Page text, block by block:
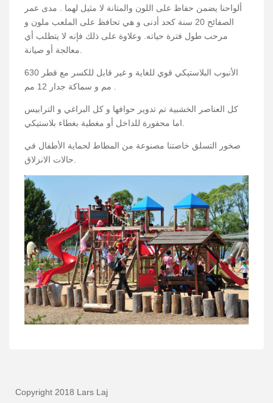
ألواحنا يضمن حفاظ على اللون والمتانة لا مثيل لهما . مدى عمر
الصفائح 20 سنة كحد أدنى و هي تحافظ على الملعب ملون و
مرحب طول فترة حياته. وعلاوة على ذلك فإنه لا يتطلب أي
معالجة أو صيانة.
الأنبوب البلاستيكي قوي للغاية و غير قابل للكسر مع قطر 630
مم و سماكة جدار 12 مم .
كل العناصر الخشبية تم تدوير حوافها و كل البراغي و الترابيس
اما محفورة للداخل أو مغطية بغطاء بلاستيكي.
صخور التسلق خاصتنا مصنوعة من المطاط لحماية الأطفال في
حالات الانزلاق.
Copyright 2018 Lars Laj